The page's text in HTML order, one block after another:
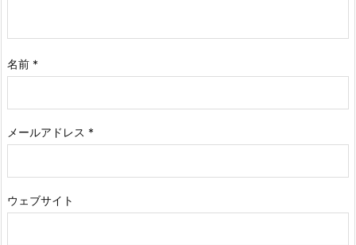
名前 *
メールアドレス *
ウェブサイト